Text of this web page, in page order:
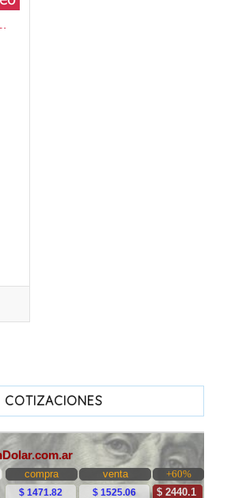
COTIZACIONES